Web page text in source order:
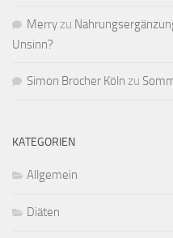
Merryzu
Unsinn?
Simon Brocher Köln zu
KATEGORIEN
Allgemein
Diäten